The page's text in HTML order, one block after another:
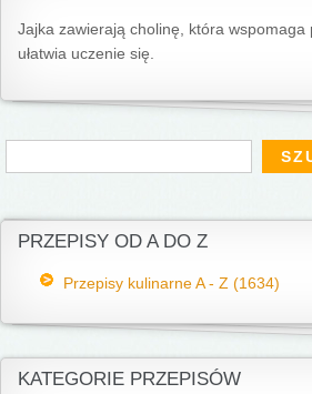
Jajka zawierają cholinę, która wspomaga
ułatwia uczenie się.
Formularz wyszukiwania
Szukaj
PRZEPISY OD A DO Z
Przepisy kulinarne A - Z (1634)
KATEGORIE PRZEPISÓW